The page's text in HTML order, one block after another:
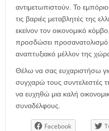
αντιμετωπιστούν. Το
τις βαριές μεταβλητές της
εκείνον τον οικονομικό
προσδώσει προσανατολισμό
αναπτυξιακό μέλλον της
Θέλω να σας ευχαριστήσω
συγχαρώ τους συντελεστές
να ευχηθώ μια καλή
συναδέλφους.
Facebook